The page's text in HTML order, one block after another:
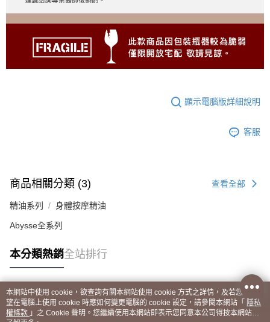
顯示電腦版詳細說明
客服
商品相關分類 (3) 查看全部
精油系列 身體按摩精油
Abysse全系列
本分類熱銷全站排行
熱門標籤
本網站中使用 cookie，欲查詢有關本網站使用 cookie 方式之詳情，及若您不希
望在電腦上使用 cookie 時應如何變更電腦的 cookie 設定，請參閱本網站「 隱私
權條款 」之 Cookie 聲明。您繼續使用本網站即表示您同意本公司得按本網站使